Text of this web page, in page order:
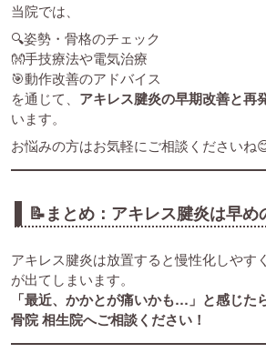
当院では、
🔍姿勢・骨格のチェック
👐手技療法や電気治療
🎯動作改善のアドバイス
を通じて、 アキレス腱炎の早期改善と再
います。
お悩みの方はお気軽にご相談くださいね
📝まとめ：アキレス腱炎は早め
アキレス腱炎は放置すると慢性化しやす
が出てしまいます。
「最近、かかとが痛いかも…」と感じた
骨院 相生院へご相談ください！